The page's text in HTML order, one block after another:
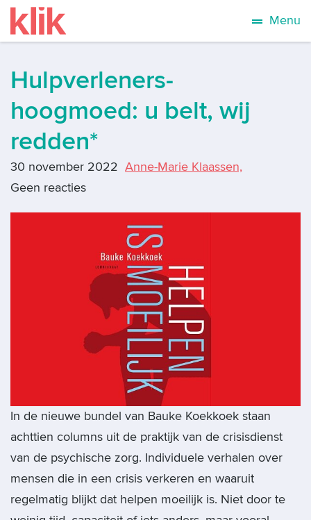
Menu
Hulpverleners-
hoogmoed: u belt, wij
redden*
30 november 2022 Anne-Marie Klaassen,
Geen reacties
In de nieuwe bundel van Bauke Koekkoek staan
achttien columns uit de praktijk van de crisisdienst
van de psychische zorg. Individuele verhalen over
mensen die in een crisis verkeren en waaruit
regelmatig blijkt dat helpen moeilijk is. Niet door te